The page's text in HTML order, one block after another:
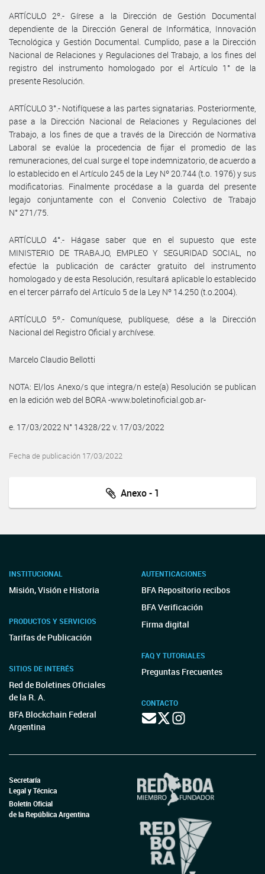
ARTÍCULO 2º.- Gírese a la Dirección de Gestión Documental
dependiente de la Dirección General de Informática, Innovación
Tecnológica y Gestión Documental. Cumplido, pase a la Dirección
Nacional de Relaciones y Regulaciones del Trabajo, a los fines del
registro del instrumento homologado por el Artículo 1° de la
presente Resolución.
ARTÍCULO 3°.- Notifíquese a las partes signatarias. Posteriormente,
pase a la Dirección Nacional de Relaciones y Regulaciones del
Trabajo, a los fines de que a través de la Dirección de Normativa
Laboral se evalúe la procedencia de fijar el promedio de las
remuneraciones, del cual surge el tope indemnizatorio, de acuerdo a
lo establecido en el Artículo 245 de la Ley Nº 20.744 (t.o. 1976) y sus
modificatorias. Finalmente procédase a la guarda del presente
legajo conjuntamente con el Convenio Colectivo de Trabajo
N° 271/75.
ARTÍCULO 4°.- Hágase saber que en el supuesto que este
MINISTERIO DE TRABAJO, EMPLEO Y SEGURIDAD SOCIAL, no
efectúe la publicación de carácter gratuito del instrumento
homologado y de esta Resolución, resultará aplicable lo establecido
en el tercer párrafo del Artículo 5 de la Ley Nº 14.250 (t.o.2004).
ARTÍCULO 5º.- Comuníquese, publíquese, dése a la Dirección
Nacional del Registro Oficial y archívese.
Marcelo Claudio Bellotti
NOTA: El/los Anexo/s que integra/n este(a) Resolución se publican
en la edición web del BORA -www.boletinoficial.gob.ar-
e. 17/03/2022 N° 14328/22 v. 17/03/2022
Fecha de publicación 17/03/2022
Anexo - 1
INSTITUCIONAL
Misión, Visión e Historia
PRODUCTOS Y SERVICIOS
Tarifas de Publicación
SITIOS DE INTERÉS
Red de Boletines Oficiales
de la R. A.
BFA Blockchain Federal
Argentina
AUTENTICACIONES
BFA Repositorio recibos
BFA Verificación
Firma digital
FAQ Y TUTORIALES
Preguntas Frecuentes
CONTACTO
Secretaría
Legal y Técnica
Boletín Oficial
de la República Argentina